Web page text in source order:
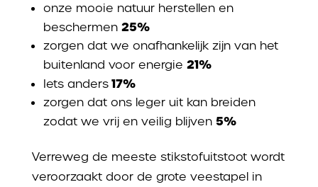
onze mooie natuur herstellen en
beschermen 25%
zorgen dat we onafhankelijk zijn van het
buitenland voor energie 21%
Iets anders17%
zorgen dat ons leger uit kan breiden
zodat we vrij en veilig blijven 5%
Verreweg de meeste stikstofuitstoot wordt
veroorzaakt door de grote veestapel in